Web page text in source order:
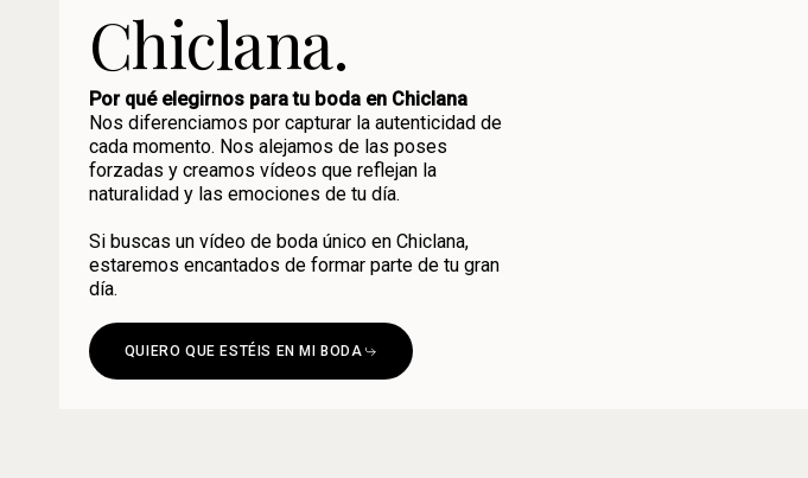
Chiclana.
Por qué elegirnos para tu boda en Chiclana
Nos diferenciamos por capturar la autenticidad de
cada momento. Nos alejamos de las poses
forzadas y creamos vídeos que reflejan la
naturalidad y las emociones de tu día.
Si buscas un vídeo de boda único en Chiclana,
estaremos encantados de formar parte de tu gran
día.
QUIERO QUE ESTÉIS EN MI BODA